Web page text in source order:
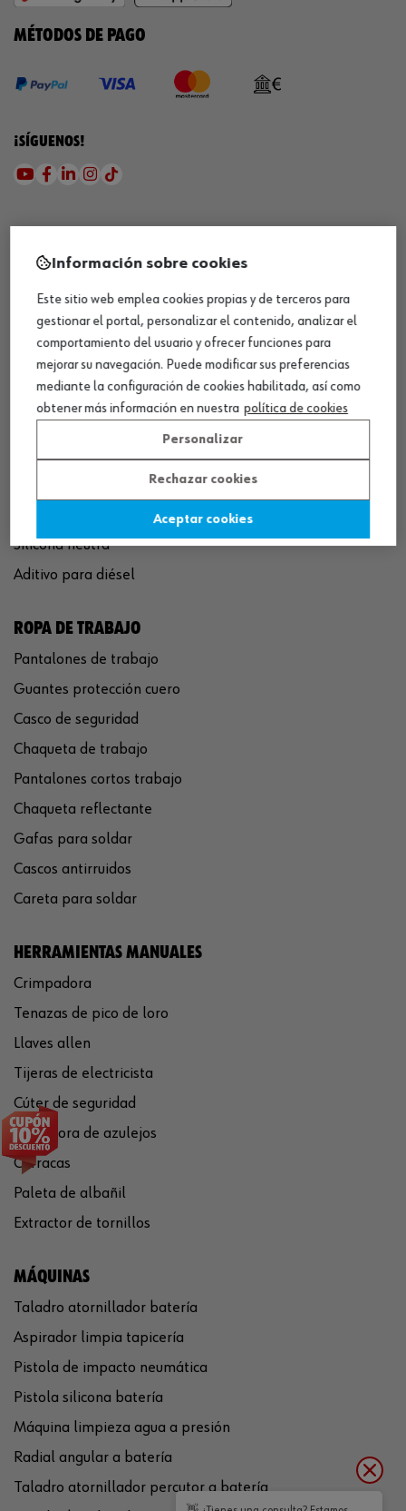
MÉTODOS DE PAGO
¡SÍGUENOS!
QUÍMICOS
Limpiador de frenos
Eliminador de óxido
Pegamento rápido
Polímero sellador MS
Pistola espuma poliuretano
Silicona neutra
Aditivo para diésel
ROPA DE TRABAJO
Pantalones de trabajo
Guantes protección cuero
Casco de seguridad
Chaqueta de trabajo
Pantalones cortos trabajo
Chaqueta reflectante
Gafas para soldar
Cascos antirruidos
Careta para soldar
HERRAMIENTAS MANUALES
Crimpadora
Tenazas de pico de loro
Llaves allen
Tijeras de electricista
Cúter de seguridad
Cortadora de azulejos
Carracas
Paleta de albañil
Extractor de tornillos
MÁQUINAS
Taladro atornillador batería
Aspirador limpia tapicería
Pistola de impacto neumática
Pistola silicona batería
Máquina limpieza agua a presión
Radial angular a batería
Taladro atornillador percutor a batería
Información sobre cookies
Este sitio web emplea cookies propias y de terceros para
gestionar el portal, personalizar el contenido, analizar el
comportamiento del usuario y ofrecer funciones para
mejorar su navegación. Puede modificar sus preferencias
mediante la configuración de cookies habilitada, así como
obtener más información en nuestra política de cookies
Personalizar
Rechazar cookies
Aceptar cookies